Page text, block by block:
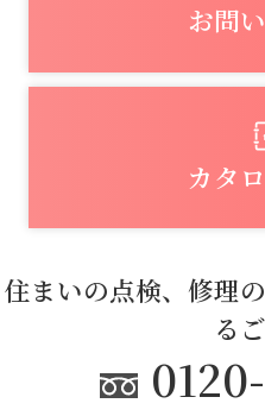
お問
カタ
住まいの点検、修理
る